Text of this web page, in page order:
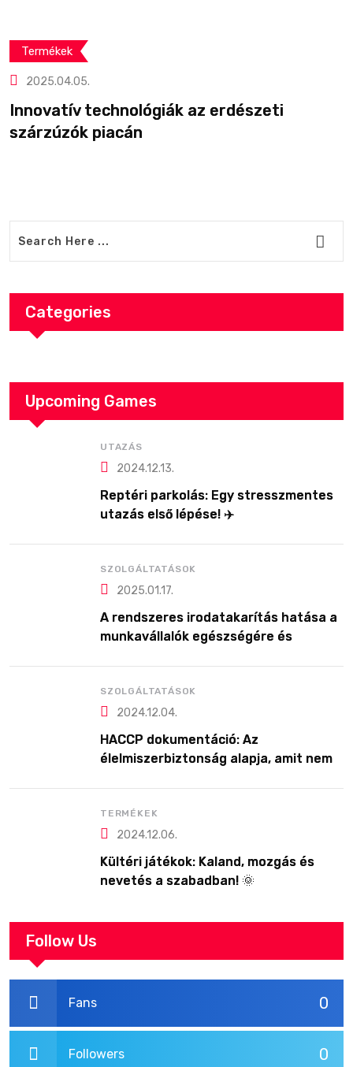
Termékek
2025.04.05.
Innovatív technológiák az erdészeti
szárzúzók piacán
Categories
Upcoming Games
UTAZÁS
2024.12.13.
Reptéri parkolás: Egy stresszmentes
utazás első lépése! ✈️
SZOLGÁLTATÁSOK
2025.01.17.
A rendszeres irodatakarítás hatása a
munkavállalók egészségére és
SZOLGÁLTATÁSOK
2024.12.04.
HACCP dokumentáció: Az
élelmiszerbiztonság alapja, amit nem
TERMÉKEK
2024.12.06.
Kültéri játékok: Kaland, mozgás és
nevetés a szabadban! 🌞
Follow Us
0
Fans
0
Followers